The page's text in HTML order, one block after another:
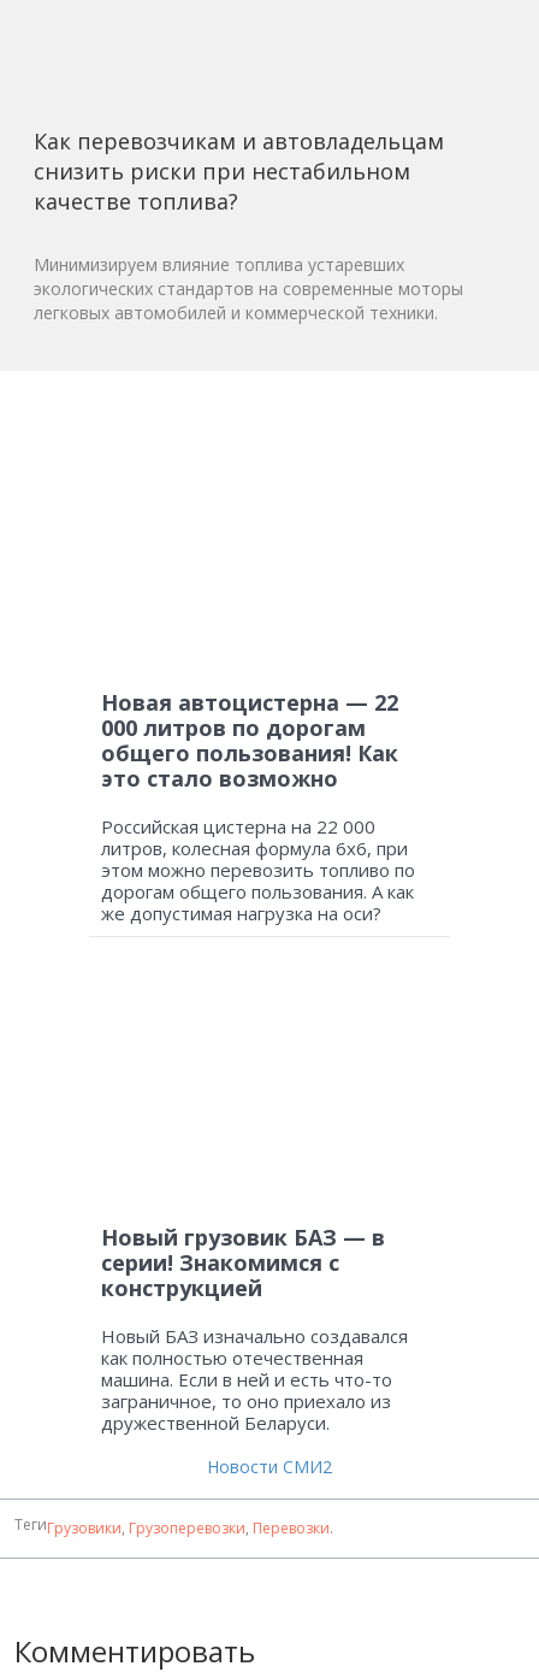
Как перевозчикам и автовладельцам
снизить риски при нестабильном
качестве топлива?
Минимизируем влияние топлива устаревших
экологических стандартов на современные моторы
легковых автомобилей и коммерческой техники.
Новая автоцистерна — 22
000 литров по дорогам
общего пользования! Как
это стало возможно
Российская цистерна на 22 000
литров, колесная формула 6х6, при
этом можно перевозить топливо по
дорогам общего пользования. А как
же допустимая нагрузка на оси?
Новый грузовик БАЗ — в
серии! Знакомимся с
конструкцией
Новый БАЗ изначально создавался
как полностью отечественная
машина. Если в ней и есть что-то
заграничное, то оно приехало из
дружественной Беларуси.
Новости СМИ2
ТегиГрузовики, Грузоперевозки, Перевозки.
Комментировать